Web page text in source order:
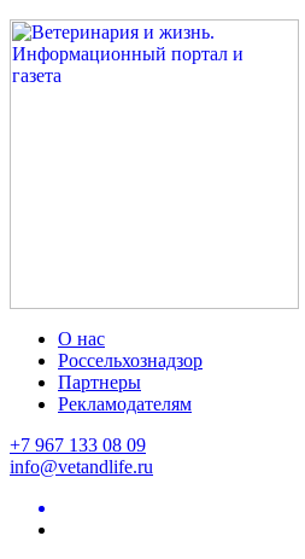
О нас
Россельхознадзор
Партнеры
Рекламодателям
+7 967 133 08 09
info@vetandlife.ru